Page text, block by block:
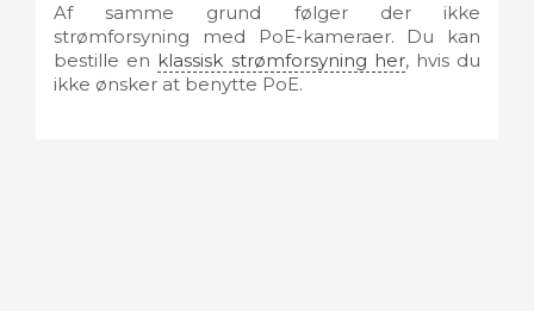
Af samme grund følger der ikke
strømforsyning med PoE-kameraer. Du kan
bestille en klassisk strømforsyning her, hvis du
ikke ønsker at benytte PoE.